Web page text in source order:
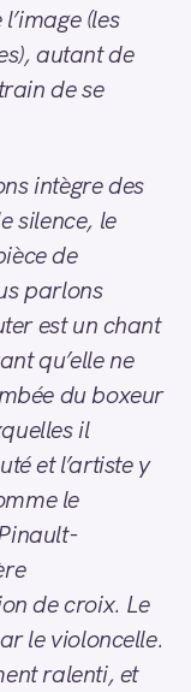
(les
autant de
de se
intègre des
silence, le
de
parlons
est un chant
qu’elle ne
du boxeur
il
et l’artiste y
le
de croix. Le
le violoncelle.
ralenti, et